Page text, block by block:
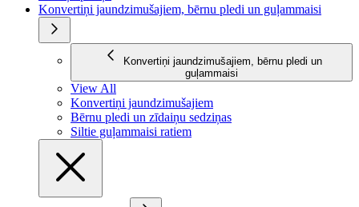
Konvertiņi jaundzimušajiem, bērnu pledi un guļammaisi
Konvertiņi jaundzimušajiem, bērnu pledi un
guļammaisi
View All
Konvertiņi jaundzimušajiem
Bērnu pledi un zīdaiņu sedziņas
Siltie guļammaisi ratiem